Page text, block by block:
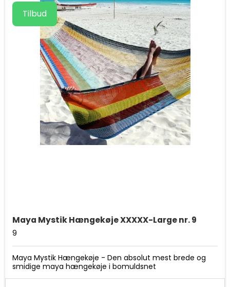
Tilbud
Maya Mystik Hængekøje XXXXX-Large nr. 9
9
Maya Mystik Hængekøje - Den absolut mest brede og
smidige maya hængekøje i bomuldsnet